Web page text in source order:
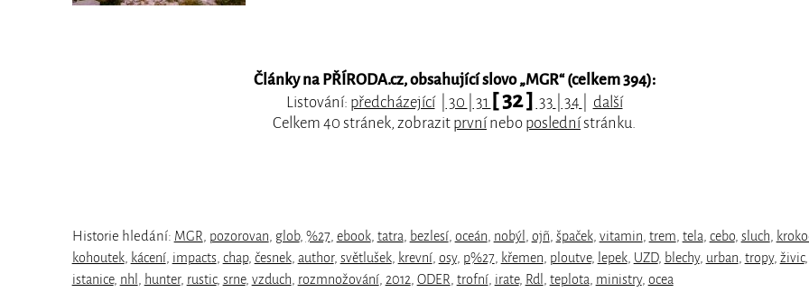
Články na PŘÍRODA.cz, obsahující slovo „MGR“ (celkem 394):
Listování: předcházející| 30 31 [ 32 ] 33 34
další
Celkem 40 stránek, zobrazit prvnínebo poslednístránku.
Historie hledání: MGR pozorovan glob, %27, ebook, tatra bezlesí, oceán nobýl ojñ špaček, vitamin trem tela cebo, sluch
kohoutek, kácení, impacts chap, česnek, author, světlušek, krevní, osy, p%27, křemen ploutve, lepek, UZD, blechy, urban tropy, živic,
istanice, nhl hunter, rustic, srne, vzduch rozmnožování, 2012 ODER trofní, irate, Rdl teplota ministry, ocea